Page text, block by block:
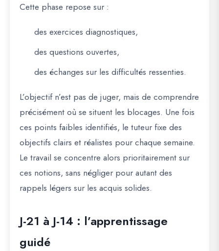
Cette phase repose sur :
des exercices diagnostiques,
des questions ouvertes,
des échanges sur les difficultés ressenties.
L’objectif n’est pas de juger, mais de comprendre
précisément où se situent les blocages. Une fois
ces points faibles identifiés, le tuteur fixe des
objectifs clairs et réalistes pour chaque semaine.
Le travail se concentre alors prioritairement sur
ces notions, sans négliger pour autant des
rappels légers sur les acquis solides.
J-21 à J-14 : l’apprentissage
guidé